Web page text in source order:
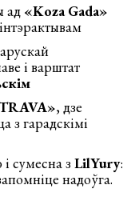
ад «Koza Gada»
і варштат
, дзе
з гарадскімі
сумесна зLilYury:
надоўга.